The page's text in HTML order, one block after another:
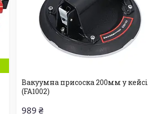
Вакуумна присоска 200мм у кейсі
(FA1002)
989 ₴